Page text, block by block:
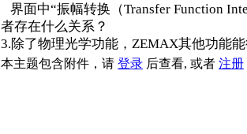
界面中“振幅转换（Transfer Function
者存在什么关系？
3.除了物理光学功能，ZEMAX其他功能
本主题包含附件，请 登录 后查看, 或者 注册